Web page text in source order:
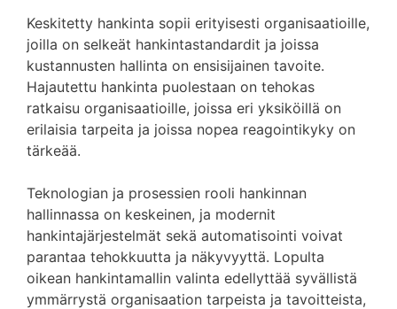
Keskitetty hankinta sopii erityisesti organisaatioille,
joilla on selkeät hankintastandardit ja joissa
kustannusten hallinta on ensisijainen tavoite.
Hajautettu hankinta puolestaan on tehokas
ratkaisu organisaatioille, joissa eri yksiköillä on
erilaisia tarpeita ja joissa nopea reagointikyky on
tärkeää.
Teknologian ja prosessien rooli hankinnan
hallinnassa on keskeinen, ja modernit
hankintajärjestelmät sekä automatisointi voivat
parantaa tehokkuutta ja näkyvyyttä. Lopulta
oikean hankintamallin valinta edellyttää syvällistä
ymmärrystä organisaation tarpeista ja tavoitteista,